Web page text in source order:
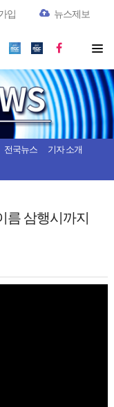
입 뉴스제보
전국뉴스
기자 소개
름 삼행시까지